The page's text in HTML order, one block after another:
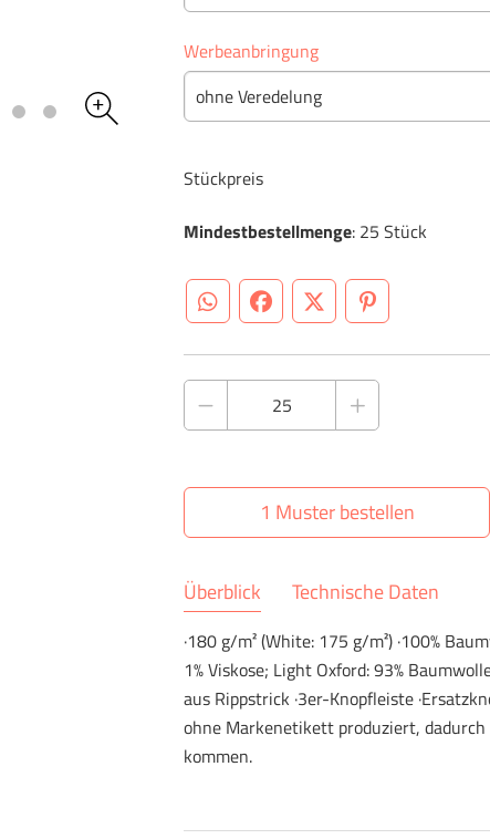
Werbeanbringung
ohne Veredelung
Stückpreis
Mindestbestellmenge: 25 Stück
WhatsAppFacebookTwitterPinterest
1 Muster bestellen
Überblick Technische Daten
·180 g/m² (White: 175 g/m²) ·100%
1% Viskose; Light Oxford: 93%
aus Rippstrick ·3er-Knopfleiste
ohne Markenetikett produziert,
kommen.